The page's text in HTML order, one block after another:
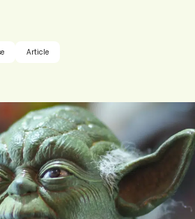
Article